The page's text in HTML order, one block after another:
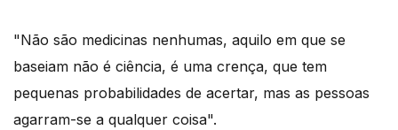
"Não são medicinas nenhumas, aquilo em que se
baseiam não é ciência, é uma crença, que tem
pequenas probabilidades de acertar, mas as pessoas
agarram-se a qualquer coisa".